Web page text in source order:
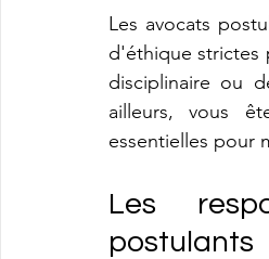
Les avocats
d'éthique strictes
disciplinaire ou
ailleurs, vous
essentielles pour
Les
postulants